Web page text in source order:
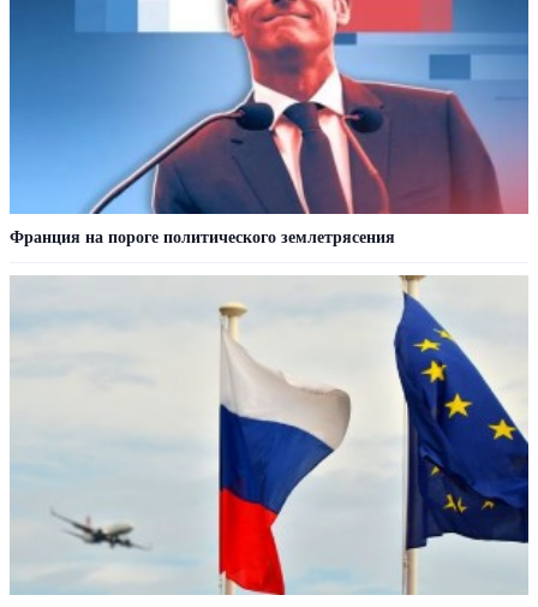
Франция на пороге политического землетрясения